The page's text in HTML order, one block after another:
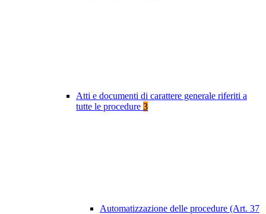
Atti e documenti di carattere generale riferiti a
tutte le procedure 3
Automatizzazione delle procedure (Art. 37